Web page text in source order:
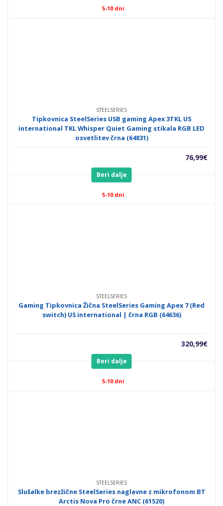
5-10 dni
STEELSERIES
Tipkovnica SteelSeries USB gaming Apex 3TKL US
international TKL Whisper Quiet Gaming stikala RGB LED
osvetlitev črna (64831)
76,99€
Beri dalje
5-10 dni
STEELSERIES
Gaming Tipkovnica Žična SteelSeries Gaming Apex 7 (Red
switch) US international | črna RGB (64636)
320,99€
Beri dalje
5-10 dni
STEELSERIES
Slušalke brezžične SteelSeries naglavne z mikrofonom BT
Arctis Nova Pro črne ANC (61520)